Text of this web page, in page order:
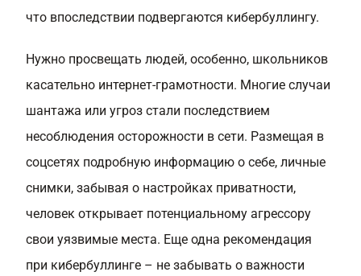
что впоследствии подвергаются кибербуллингу.
Нужно просвещать людей, особенно, школьников
касательно интернет-грамотности. Многие случаи
шантажа или угроз стали последствием
несоблюдения осторожности в сети. Размещая в
соцсетях подробную информацию о себе, личные
снимки, забывая о настройках приватности,
человек открывает потенциальному агрессору
свои уязвимые места. Еще одна рекомендация
при кибербуллинге – не забывать о важности